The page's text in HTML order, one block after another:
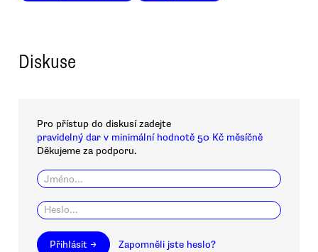
Diskuse
Pro přístup do diskusí zadejte
pravidelný dar v minimální hodnotě 50 Kč měsíčně
Děkujeme za podporu.
Přihlásit → Zapomněli jste heslo?